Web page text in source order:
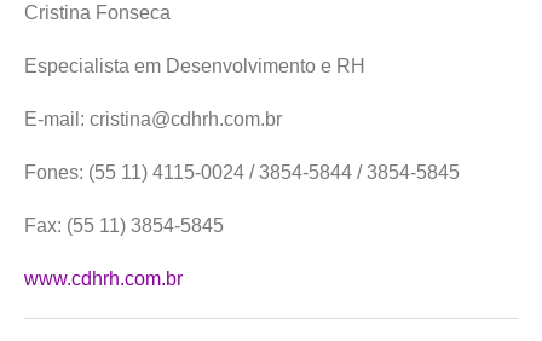
Cristina Fonseca
Especialista em Desenvolvimento e RH
E-mail: cristina@cdhrh.com.br
Fones: (55 11) 4115-0024 / 3854-5844 / 3854-5845
Fax: (55 11) 3854-5845
www.cdhrh.com.br